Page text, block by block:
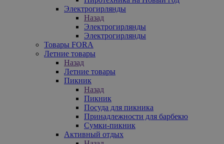
Электрогирлянды
Назад
Электрогирлянды
Электрогирлянды
Товары FORA
Летние товары
Назад
Летние товары
Пикник
Назад
Пикник
Посуда для пикника
Принадлежности для барбекю
Сумки-пикник
Активный отдых